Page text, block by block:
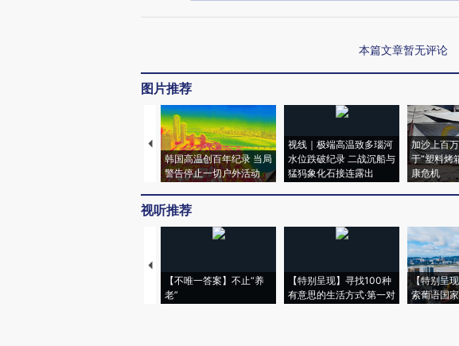
本篇文章暂无评论
图片推荐
韩国高温创百年纪录 当局
警告停止一切户外活动
视线｜极端高温致多瑙河
水位跌破纪录 二战沉船与
猛犸象化石接连露出
加沙上百
于“塑料烤
康危机
视听推荐
【不唯一答案】不止“养
老”
【特别呈现】寻找100种
有意思的生活方式·第一对
【特别呈
索葡语国